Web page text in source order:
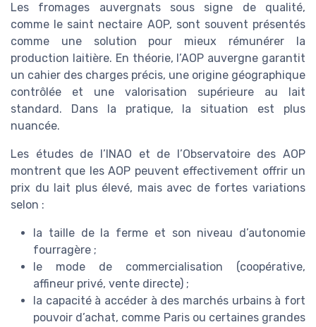
Les fromages auvergnats sous signe de qualité,
comme le saint nectaire AOP, sont souvent présentés
comme une solution pour mieux rémunérer la
production laitière. En théorie, l’AOP auvergne garantit
un cahier des charges précis, une origine géographique
contrôlée et une valorisation supérieure au lait
standard. Dans la pratique, la situation est plus
nuancée.
Les études de l’INAO et de l’Observatoire des AOP
montrent que les AOP peuvent effectivement offrir un
prix du lait plus élevé, mais avec de fortes variations
selon :
la taille de la ferme et son niveau d’autonomie
fourragère ;
le mode de commercialisation (coopérative,
affineur privé, vente directe) ;
la capacité à accéder à des marchés urbains à fort
pouvoir d’achat, comme Paris ou certaines grandes